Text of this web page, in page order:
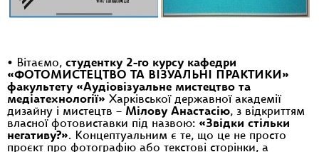
• Вітаємо, студентку 2-го курсу кафедри
«ФОТОМИСТЕЦТВО ТА ВІЗУАЛЬНІ ПРАКТИКИ»
факультету «Аудіовізуальне мистецтво та
медіатехнології» Харківської державної академії
дизайну і мистецтв – Мілову Анастасію, з відкриттям
власної фотовиставки під назвою: «Звідки стільки
негативу?». Концептуальним є те, що це не просто
проєкт про фотографію або текстові сторінки, а